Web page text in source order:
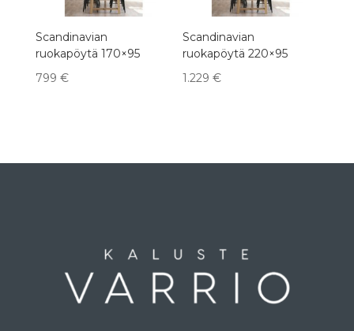
Scandinavian
ruokapöytä 170×95
799 €
Scandinavian
ruokapöytä 220×95
1.229€